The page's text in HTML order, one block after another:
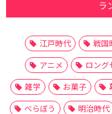
ラ
江戸時代 戦国
アニメ
ロング
雑学
お菓子
べらぼう
明治時代